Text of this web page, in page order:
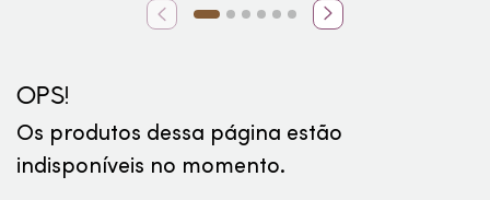
OPS!
Os produtos dessa página estão
indisponíveis no momento.